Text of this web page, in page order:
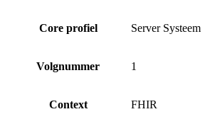
Core profiel Server Systeem
Volgnummer 1
Context FHIR